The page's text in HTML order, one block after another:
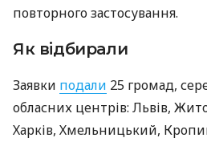
повторного застосування.
Як відбирали
Заявки подали 25 громад,
обласних центрів: Львів,
Харків, Хмельницький,